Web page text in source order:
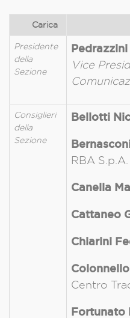
Carica
Presidente
della
Sezione
Pedrazzini
Vice
Consiglieri
della
Sezione
Bellotti
RBA S.p.A.
Canella
Cattaneo
Chiarini
Centro
Fortunato